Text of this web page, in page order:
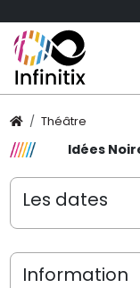
Théâtre
Idées
Les dates
Information